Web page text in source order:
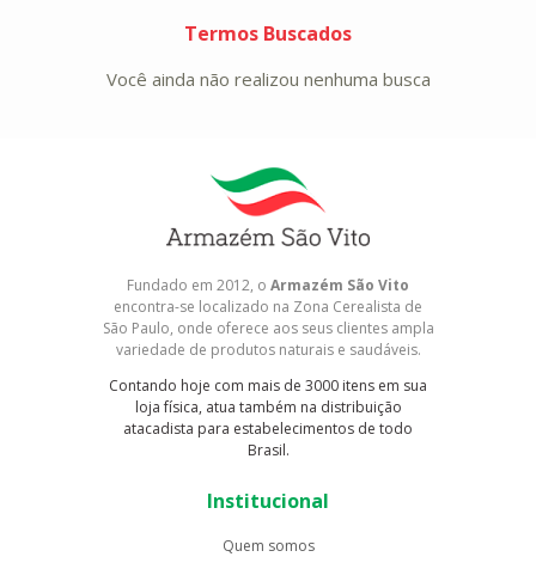
Termos Buscados
Você ainda não realizou nenhuma busca
Fundado em 2012, o Armazém São Vito
encontra-se localizado na Zona Cerealista de
São Paulo, onde oferece aos seus clientes ampla
variedade de produtos naturais e saudáveis.
Contando hoje com mais de 3000 itens em sua
loja física, atua também na distribuição
atacadista para estabelecimentos de todo
Brasil.
Institucional
Quem somos